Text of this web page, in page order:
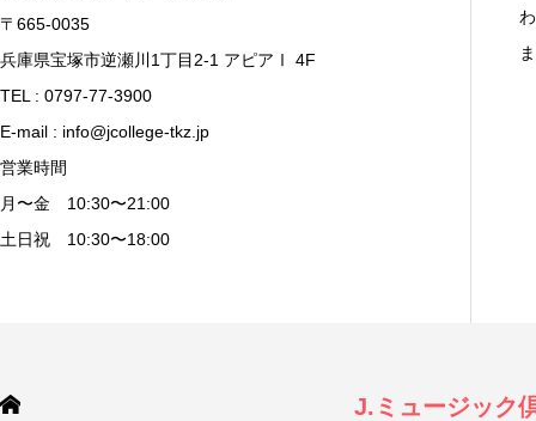
〒665-0035
兵庫県宝塚市逆瀬川1丁目2-1 アピアⅠ 4F
TEL : 0797-77-3900
E-mail : info@jcollege-tkz.jp
営業時間
月〜金 10:30〜21:00
土日祝 10:30〜18:00
J.ミュージック